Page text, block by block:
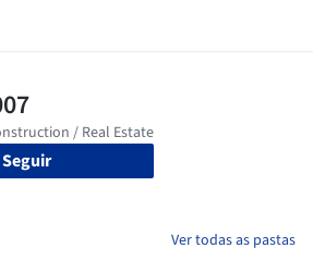
Seguir
Ver todas as pastas